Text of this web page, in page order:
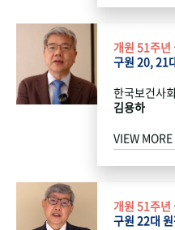
개원 51주년
구원 20, 21
한국보건사
김용하
VIEW MORE
개원 51주년
구원 22대